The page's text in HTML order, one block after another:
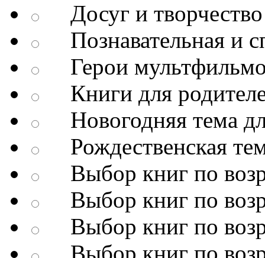
Досуг и творчество
Познавательная и
Герои
Книги для
Новогодняя тема
Рождественская
Выбор книг по
Выбор книг по
Выбор книг по